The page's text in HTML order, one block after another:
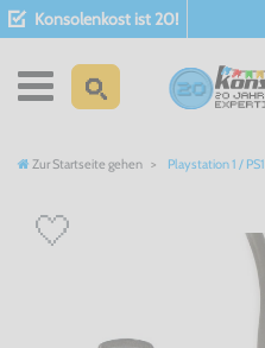
Konsolenkost ist 20!
Zur Startseite gehen Playstation 1 / PS1